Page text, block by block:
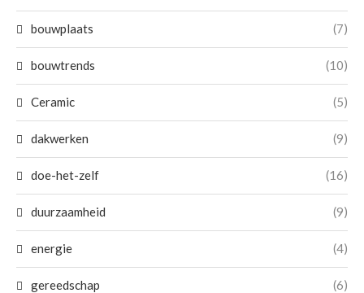
bouwplaats (7)
bouwtrends (10)
Ceramic (5)
dakwerken (9)
doe-het-zelf (16)
duurzaamheid (9)
energie (4)
gereedschap (6)